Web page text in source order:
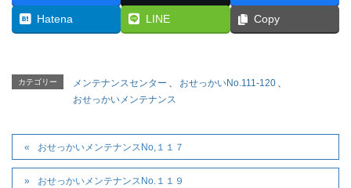
Hatena LINE Copy
カテゴリー メンテナンスセンター 、 おせっかいNo.111-120 、
おせっかいメンテナンス
おせっかいメンテナンスNo,１１７
おせっかいメンテナンスNo.１１９